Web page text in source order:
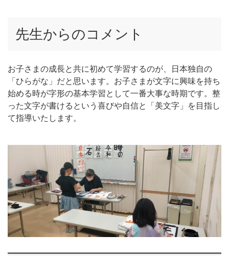
先生からのコメント
お子さまの成長と共に初めて学習するのが、日本独自の
「ひらがな」だと思います。お子さまが文字に興味を持ち
始める時が字形の基本学習として一番大事な時期です。整
った文字が書けるという喜びや自信と「美文字」を目指し
て指導いたします。